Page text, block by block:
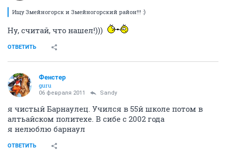
Ищу Змейногорск и Змейногорский район!!! :)
Ну, считай, что нашел!)))
ОТВЕТИТЬ
Фенстер
guru
06 февраля 2011 Sandy
я чистый Барнаулец. Учился в 55й школе потом в
алтьайском политехе. В сибе с 2002 года
я нелюблю барнаул
ОТВЕТИТЬ